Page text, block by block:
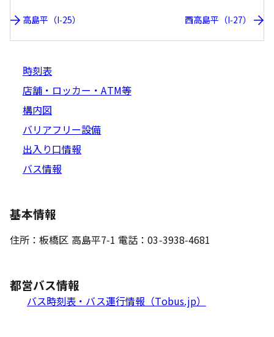
高島平（I-25） 西高島平（I-27）
時刻表
店舗・ロッカー・ATM等
構内図
バリアフリー設備
出入り口情報
バス情報
基本情報
住所：板橋区 高島平7-1 電話：03-3938-4681
都営バス情報
バス時刻表・バス運行情報（Tobus.jp）